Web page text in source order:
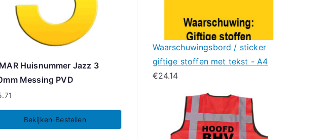
Huisnummer Jazz 3
Messing PVD
Bekijken-Bestellen
Waarschuwingsbord / sticker
giftige stoffen met tekst - A4
€24.14